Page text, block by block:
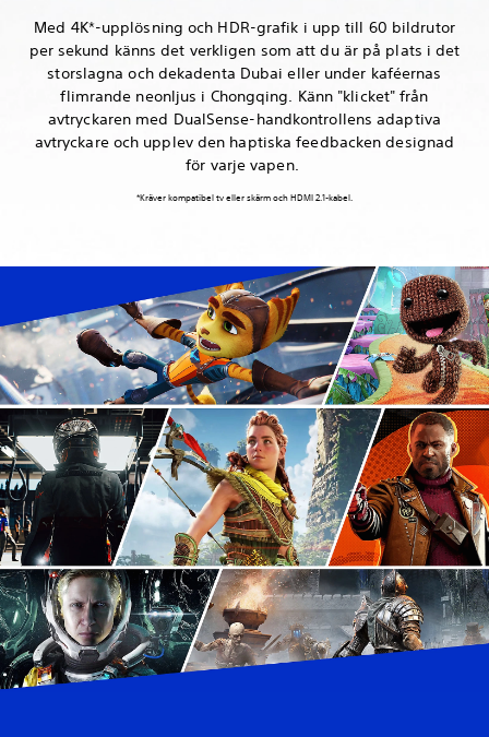
Med 4K*-upplösning och HDR-grafik i upp till 60 bildrutor
per sekund känns det verkligen som att du är på plats i det
storslagna och dekadenta Dubai eller under kaféernas
flimrande neonljus i Chongqing. Känn "klicket" från
avtryckaren med DualSense-handkontrollens adaptiva
avtryckare och upplev den haptiska feedbacken designad
för varje vapen.
*Kräver kompatibel tv eller skärm och HDMI 2.1-kabel.